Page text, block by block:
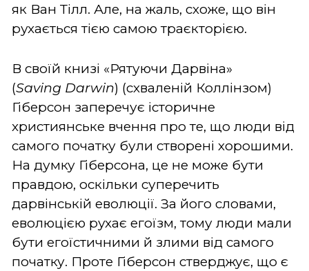
як Ван Тілл. Але, на жаль, схоже, що він
рухається тією самою траєкторією.
В своїй книзі «Рятуючи Дарвіна»
(Saving Darwin) (схваленій Коллінзом)
Гіберсон заперечує історичне
християнське вчення про те, що люди від
самого початку були створені хорошими.
На думку Гіберсона, це не може бути
правдою, оскільки суперечить
дарвінській еволюції. За його словами,
еволюцією рухає егоїзм, тому люди мали
бути егоїстичними й злими від самого
початку. Проте Гіберсон стверджує, що є